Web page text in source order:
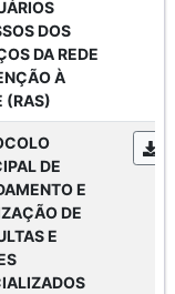
DOS
DA REDE
À
(RAS)
DE
E
DE
E